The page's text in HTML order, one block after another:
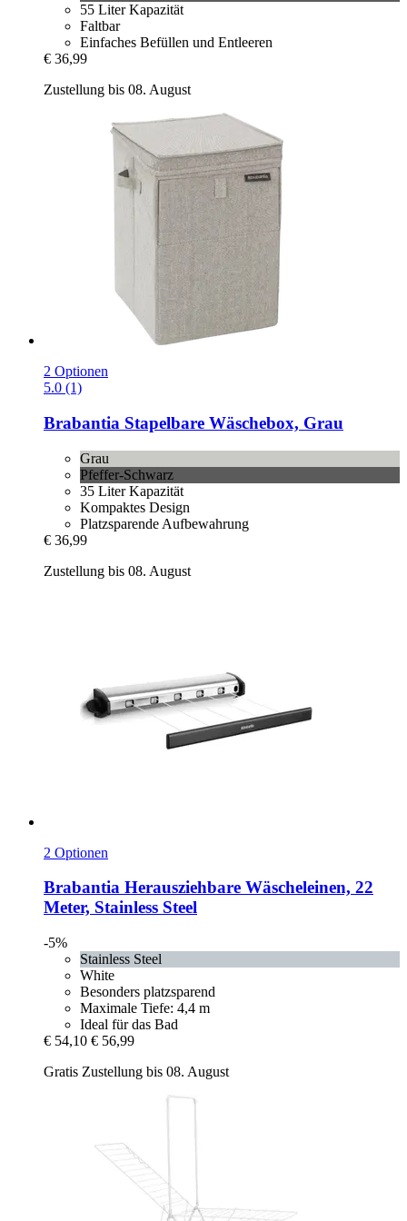
55 Liter Kapazität
Faltbar
Einfaches Befüllen und Entleeren
€ 36,99
Zustellung bis 08. August
2 Optionen
5.0 (1)
Brabantia Stapelbare Wäschebox, Grau
Grau
Pfeffer-Schwarz
35 Liter Kapazität
Kompaktes Design
Platzsparende Aufbewahrung
€ 36,99
Zustellung bis 08. August
2 Optionen
Brabantia Herausziehbare Wäscheleinen, 22
Meter, Stainless Steel
-5%
Stainless Steel
White
Besonders platzsparend
Maximale Tiefe: 4,4 m
Ideal für das Bad
€ 54,10 € 56,99
Gratis Zustellung bis 08. August